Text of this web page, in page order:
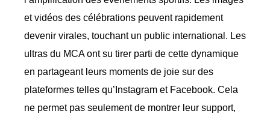
et vidéos des célébrations peuvent rapidement
devenir virales, touchant un public international. Les
ultras du MCA ont su tirer parti de cette dynamique
en partageant leurs moments de joie sur des
plateformes telles qu’Instagram et Facebook. Cela
ne permet pas seulement de montrer leur support,